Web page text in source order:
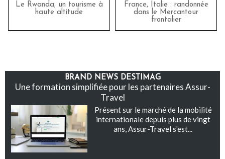
Le Rwanda, un tourisme à
haute altitude
France, Italie : randonnée
dans le Mercantour
frontalier
BRAND NEWS DESTIMAG
Une formation simplifiée pour les partenaires Assur-
Travel
Présent sur le marché de la mobilité
internationale depuis plus de vingt
ans, Assur-Travel s'est...